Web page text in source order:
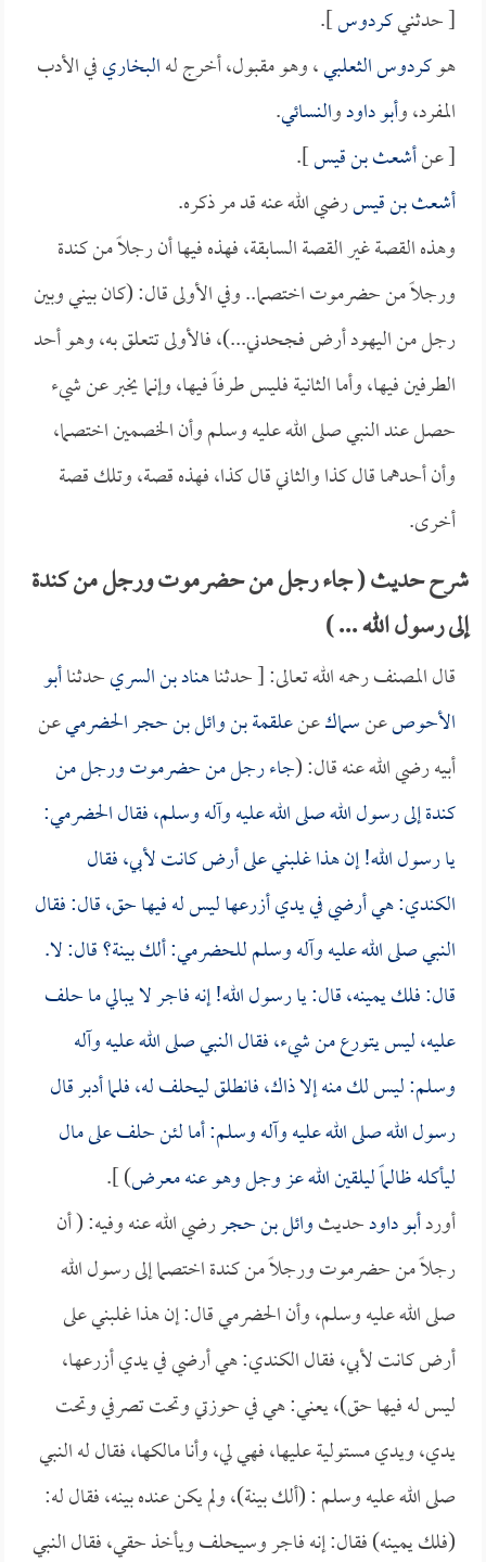
[ حدثنيكردوس].
هوكردوس الثعلبي، وهو مقبول، أخرج لهالبخاريفي الأدب
المفرد، وأبو داودوالنسائي.
[ عنأشعث بن قيس].
أشعث بن قيسرضي الله عنه قد مر ذكره.
وهذه القصة غير القصة السابقة، فهذه فيها أن رجلاً من كندة
ورجلاً من حضرموت اختصما.. وفي الأولى قال: (كان بيني وبين
رجل من اليهود أرض فجحدني...)، فالأولى تتعلق به، وهو أحد
الطرفين فيها، وأما الثانية فليس طرفاً فيها، وإنما يخبر عن شيء
حصل عند النبي صلى الله عليه وسلم وأن الخصمين اختصما،
وأن أحدهما قال كذا والثاني قال كذا، فهذه قصة، وتلك قصة
أخرى.
شرح حديث ( جاء رجل من حضرموت ورجل من كندة
إلى رسول الله ... )
قال المصنف رحمه الله تعالى: [ حدثناهناد بن السريحدثناأبو
الأحوصعنسماكعنعلقمة بن وائل بن حجر الحضرميعن
أبيه رضي الله عنه قال: (جاء رجل من حضرموت ورجل من
كندة إلى رسول الله صلى الله عليه وآله وسلم، فقال الحضرمي:
يا رسول الله! إن هذا غلبني على أرض كانت لأبي، فقال
الكندي: هي أرضي في يدي أزرعها ليس له فيها حق، قال: فقال
النبي صلى الله عليه وآله وسلم للحضرمي: ألك بينة؟ قال: لا.
قال: فلك يمينه، قال: يا رسول الله! إنه فاجر لا يبالي ما حلف
عليه، ليس يتورع من شيء، فقال النبي صلى الله عليه وآله
وسلم: ليس لك منه إلا ذاك، فانطلق ليحلف له، فلما أدبر قال
رسول الله صلى الله عليه وآله وسلم: أما لئن حلف على مال
ليأكله ظالماً ليلقين الله عز وجل وهو عنه معرض) ].
أوردأبو داودحديثوائل بن حجررضي الله عنه وفيه: ( أن
رجلاً من حضرموت ورجلاً من كندة اختصما إلى رسول الله
صلى الله عليه وسلم، وأن الحضرمي قال: إن هذا غلبني على
أرض كانت لأبي، فقال الكندي: هي أرضي في يدي أزرعها،
ليس له فيها حق)، يعني: هي في حوزتي وتحت تصرفي وتحت
يدي، ويدي مستولية عليها، فهي لي، وأنا مالكها، فقال له النبي
صلى الله عليه وسلم : (ألك بينة)، ولم يكن عنده بينه، فقال له:
(فلك يمينه) فقال: إنه فاجر وسيحلف ويأخذ حقي، فقال النبي